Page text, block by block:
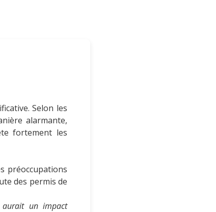
Selon les
alarmante,
fortement les
préoccupations
des permis de
aurait un impact